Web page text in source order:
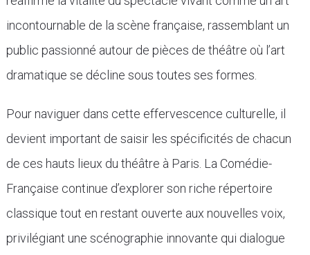
incontournable de la scène française, rassemblant un
public passionné autour de pièces de théâtre où l’art
dramatique se décline sous toutes ses formes.
Pour naviguer dans cette effervescence culturelle, il
devient important de saisir les spécificités de chacun
de ces hauts lieux du théâtre à Paris. La Comédie-
Française continue d’explorer son riche répertoire
classique tout en restant ouverte aux nouvelles voix,
privilégiant une scénographie innovante qui dialogue